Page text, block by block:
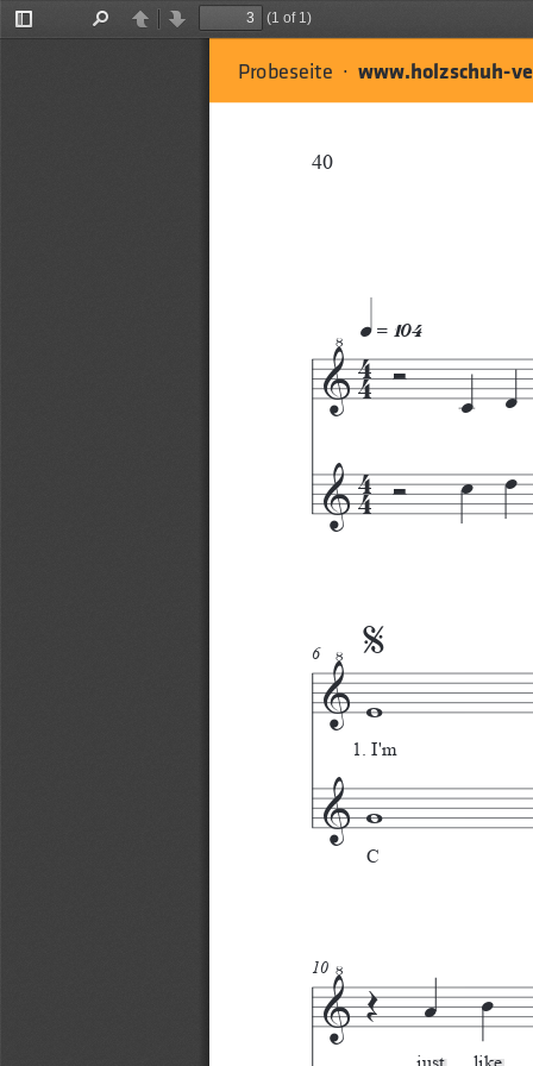
Toggle
PreviousNext
(1 of 1)
Probeseite  · www.holzschuh-
40
†
&
4
4
4
Ó
œ
q»¡º¢
†
&
6
%
w
1. I'm
w
C
†
10 œ
just   like